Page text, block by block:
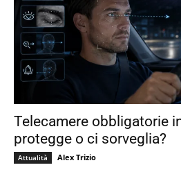
Telecamere obbligatorie
protegge o ci sorveglia?
Attualità Alex Trizio